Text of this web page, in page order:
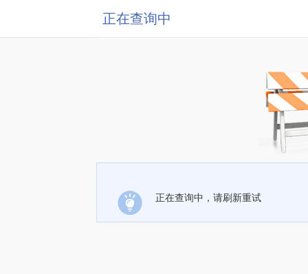
正在查询中
正在查询中，请刷新重试